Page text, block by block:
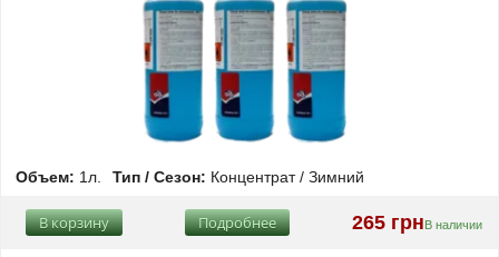
Объем: 1л. Тип / Сезон: Концентрат / Зимний
265 грнВ наличии
Подробнее
В корзину